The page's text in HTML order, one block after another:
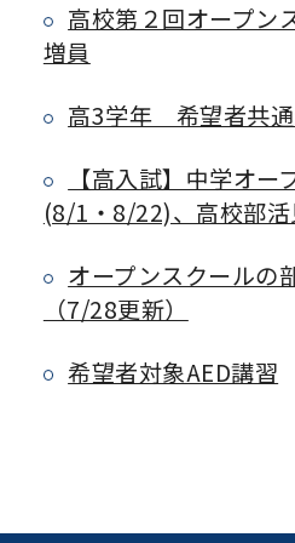
高校第２回オープン
増員
高3学年 希望者共
【高入試】中学オ
(8/1・8/22)、高校部
オープンスクールの
（7/28更新）
希望者対象AED講習